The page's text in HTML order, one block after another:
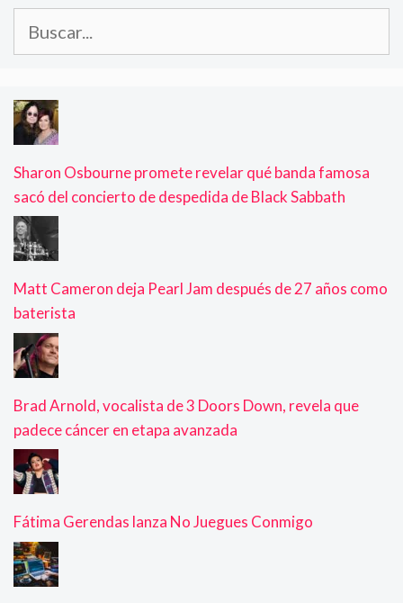
Sharon Osbourne promete revelar qué banda famosa
sacó del concierto de despedida de Black Sabbath
Matt Cameron deja Pearl Jam después de 27 años como
baterista
Brad Arnold, vocalista de 3 Doors Down, revela que
padece cáncer en etapa avanzada
Fátima Gerendas lanza No Juegues Conmigo